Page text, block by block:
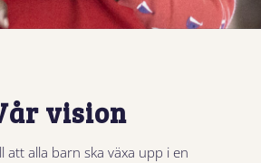
vision
att alla barn ska växa upp i en